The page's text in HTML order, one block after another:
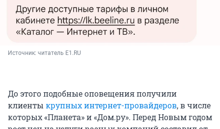
Источник: читатель Е1.RU
До этого подобные оповещения получили
клиенты крупных интернет-провайдеров, в числе
которых «Планета» и «Дом.ру». Перед Новым годом